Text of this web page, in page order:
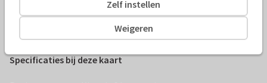
Jelke van Antwerpen 2
Specificaties bij deze kaart
Weigeren
Zelf instellen